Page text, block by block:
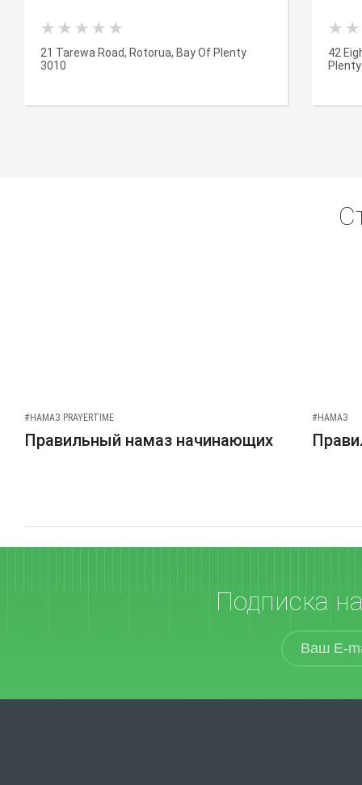
21 Tarewa Road, Rotorua, Bay Of Plenty
3010
42
#НАМАЗ PRAYERTIME
Правильный намаз начинающих
#НАМАЗ
Подписка